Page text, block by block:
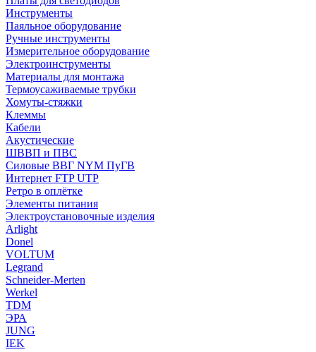
Инструменты
Паяльное оборудование
Ручные инструменты
Измерительное оборудование
Электроинструменты
Материалы для монтажа
Термоусаживаемые трубки
Хомуты-стяжки
Клеммы
Кабели
Акустические
ШВВП и ПВС
Силовые ВВГ NYM ПуГВ
Интернет FTP UTP
Ретро в оплётке
Элементы питания
Электроустановочные изделия
Arlight
Donel
VOLTUM
Legrand
Schneider-Merten
Werkel
TDM
ЭРА
JUNG
IEK